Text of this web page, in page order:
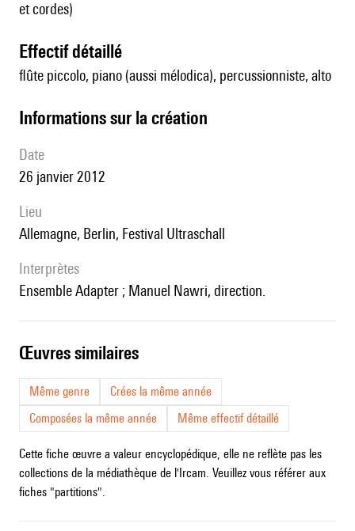
et cordes)
effectif détaillé
flûte piccolo, piano (aussi mélodica), percussionniste, alto
informations sur la création
date
26 janvier 2012
lieu
Allemagne, Berlin, Festival Ultraschall
interprètes
ensemble Adapter ; Manuel Nawri, direction.
œuvres similaires
Même genre
Crées la même année
Composées la même année
Même effectif détaillé
Cette fiche œuvre a valeur encyclopédique, elle ne reflète pas les
collections de la médiathèque de l'Ircam. Veuillez vous référer aux
fiches "partitions".